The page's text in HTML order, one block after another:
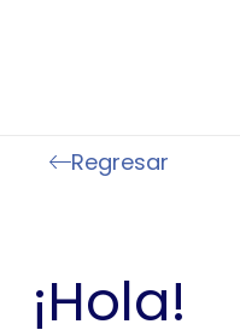
Regresar
¡Hola!